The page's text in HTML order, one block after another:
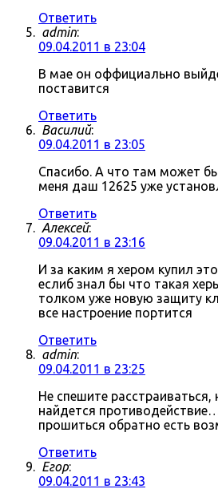
Ответить
admin:
09.04.2011 в 23:04
В мае он оффициально
поставится
Ответить
Василий:
09.04.2011 в 23:05
Спасибо. А что там может
меня даш 12625 уже
Ответить
Алексей:
09.04.2011 в 23:16
И за каким я хером купил
еслиб знал бы что такая
толком уже новую защиту
все настроение портится
Ответить
admin:
09.04.2011 в 23:25
Не спешите
найдется
прошиться обратно есть
Ответить
Егор:
09.04.2011 в 23:43